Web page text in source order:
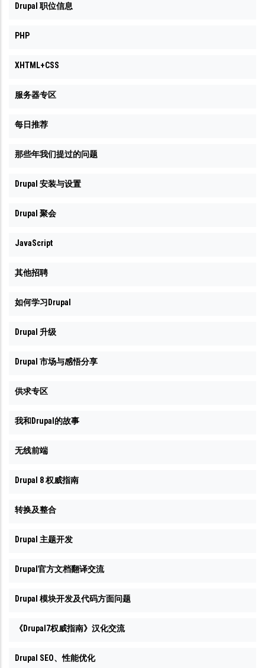
Drupal 职位信息
PHP
XHTML+CSS
服务器专区
每日推荐
那些年我们提过的问题
Drupal 安装与设置
Drupal 聚会
JavaScript
其他招聘
如何学习Drupal
Drupal 升级
Drupal 市场与感悟分享
供求专区
我和Drupal的故事
无线前端
Drupal 8 权威指南
转换及整合
Drupal 主题开发
Drupal官方文档翻译交流
Drupal 模块开发及代码方面问题
《Drupal7权威指南》汉化交流
Drupal SEO、性能优化